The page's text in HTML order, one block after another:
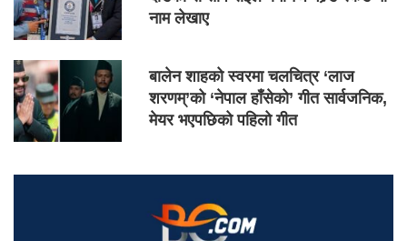
नाम लेखाए
बालेन शाहको स्वरमा चलचित्र ‘लाज
शरणम्’को ‘नेपाल हाँसेको’ गीत सार्वजनिक,
मेयर भएपछिको पहिलो गीत